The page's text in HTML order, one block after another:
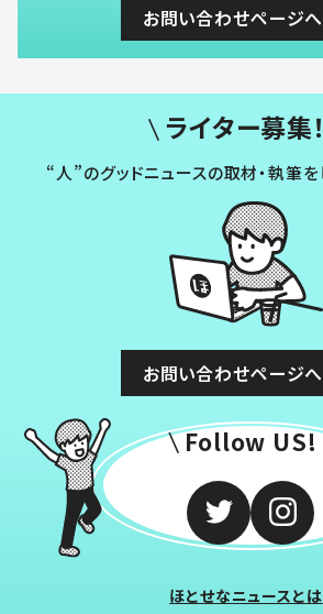
お問い合わせページへ
ライター募集！
“人”のグッドニュースの取材・執筆
お問い合わせページへ
Follow US!
ほとせなニュースとは